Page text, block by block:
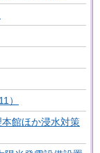
）
本館ほか浸水対策